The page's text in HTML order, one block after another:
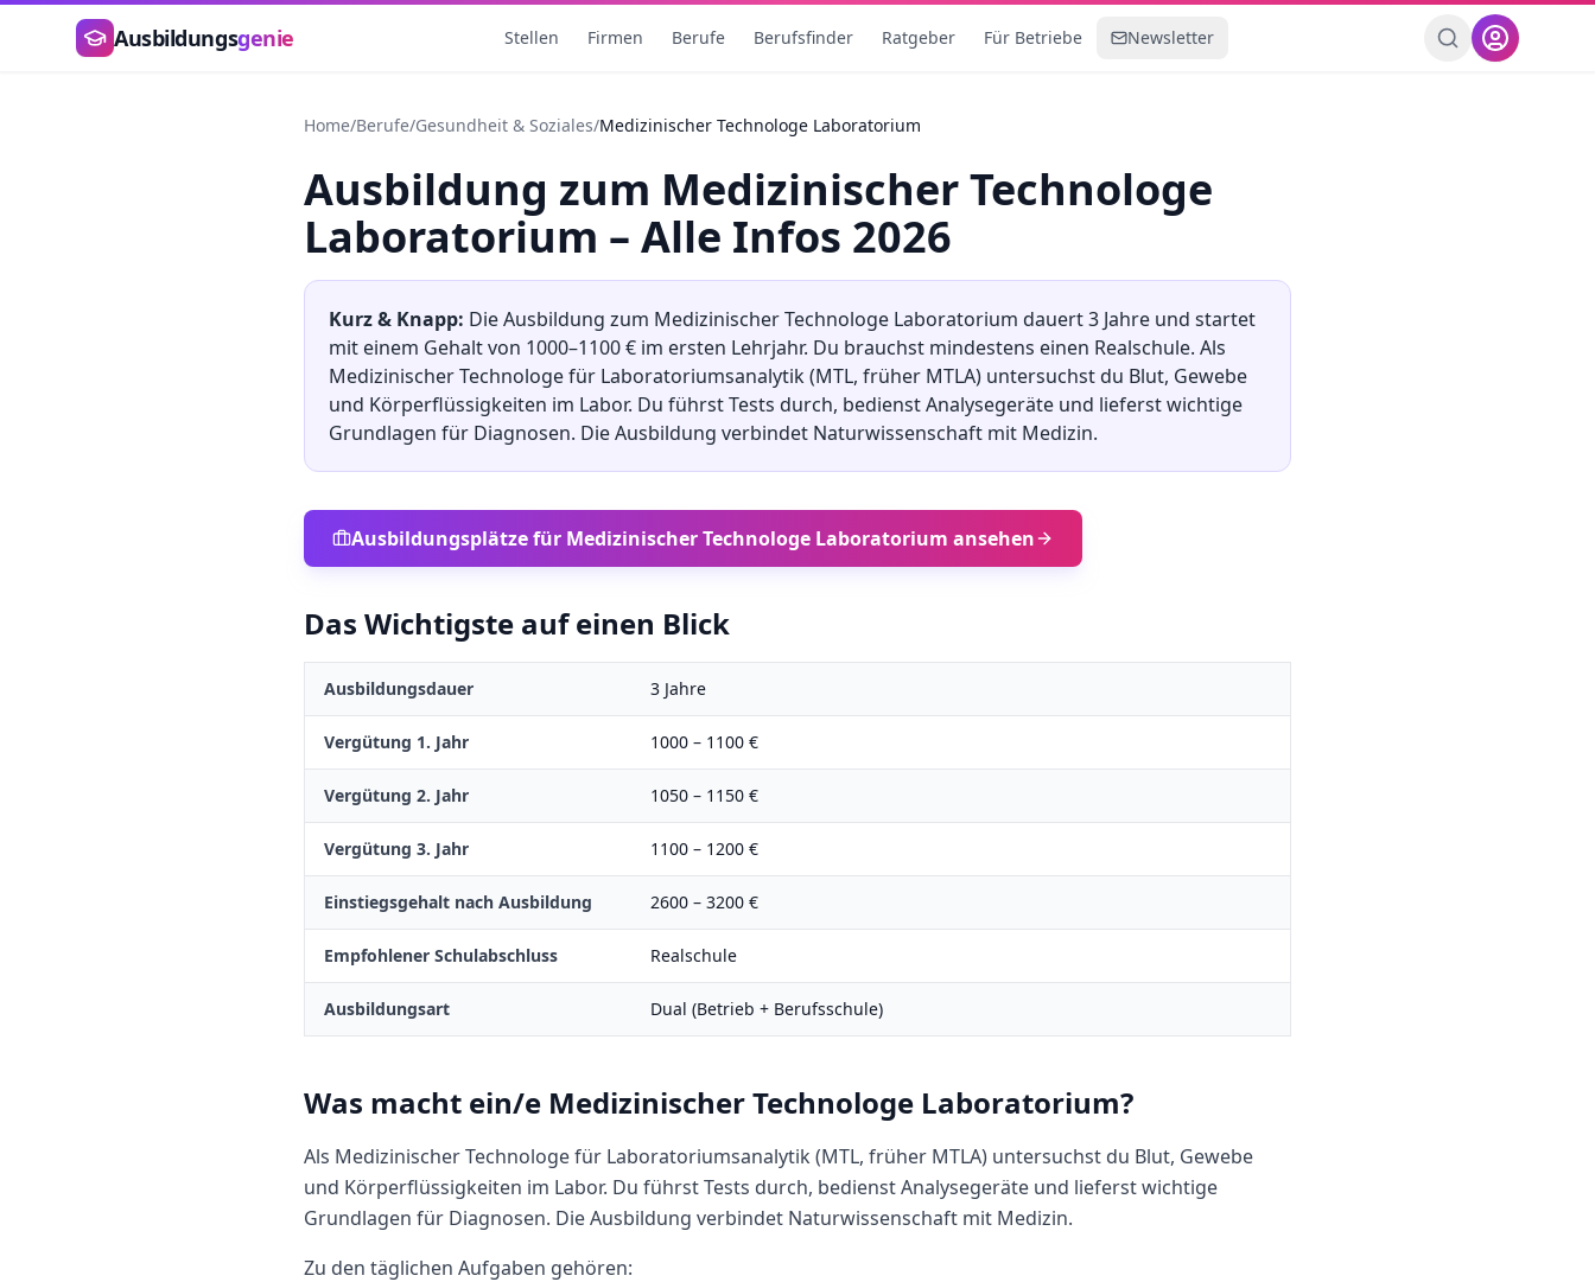
Zum Hauptinhalt springen
Ausbildungsgenie Stellen Firmen Berufe Berufsfinder Ratgeber Für Betriebe Newsletter
Home/Berufe/Gesundheit & Soziales/Medizinischer Technologe Laboratorium
Ausbildung zum Medizinischer Technologe
Laboratorium – Alle Infos 2026
Kurz & Knapp: Die Ausbildung zum Medizinischer Technologe Laboratorium dauert3 Jahre und startet
mit einem Gehalt von 1000–1100€ im ersten Lehrjahr. Du brauchst mindestens einen Realschule. Als
Medizinischer Technologe für Laboratoriumsanalytik (MTL, früher MTLA) untersuchst du Blut, Gewebe
und Körperflüssigkeiten im Labor. Du führst Tests durch, bedienst Analysegeräte und lieferst wichtige
Grundlagen für Diagnosen. Die Ausbildung verbindet Naturwissenschaft mit Medizin.
Ausbildungsplätze für Medizinischer Technologe Laboratorium ansehen
Das Wichtigste auf einen Blick
Ausbildungsdauer 3 Jahre
Vergütung 1. Jahr 1000 – 1100 €
Vergütung 2. Jahr 1050 – 1150 €
Vergütung 3. Jahr 1100 – 1200 €
Einstiegsgehalt nach Ausbildung 2600 – 3200 €
Empfohlener Schulabschluss Realschule
Ausbildungsart Dual (Betrieb + Berufsschule)
Was macht ein/e Medizinischer Technologe Laboratorium?
Als Medizinischer Technologe für Laboratoriumsanalytik (MTL, früher MTLA) untersuchst du Blut, Gewebe
und Körperflüssigkeiten im Labor. Du führst Tests durch, bedienst Analysegeräte und lieferst wichtige
Grundlagen für Diagnosen. Die Ausbildung verbindet Naturwissenschaft mit Medizin.
Zu den täglichen Aufgaben gehören: